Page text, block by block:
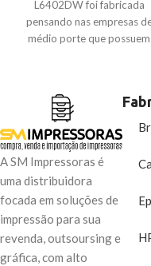
L6402DW foi fabricada
pensando nas empresas
médio porte que possuem
confiabilidade.
A SM Impressoras é
uma distribuidora
focada em soluções de
impressão para sua
revenda, outsoursing e
gráfica, com alto